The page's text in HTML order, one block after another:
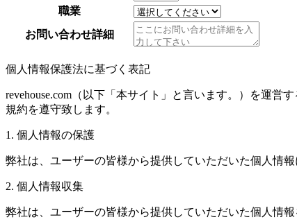
職業
お問い合わせ詳細
個人情報保護法に基づく表記
revehouse.com（以下「本サイト」と言います。）を運
規約を遵守致します。
1. 個人情報の保護
弊社は、ユーザーの皆様から提供していただいた個人情
2. 個人情報収集
弊社は、ユーザーの皆様から提供していただいた個人情